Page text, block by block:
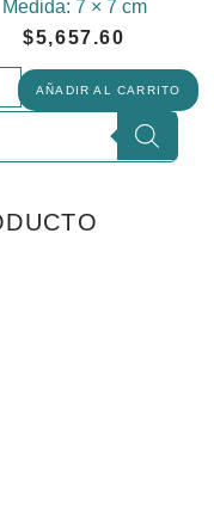
Medida: 7 × 7 cm
$5,657.60
AÑADIR AL CARRITO